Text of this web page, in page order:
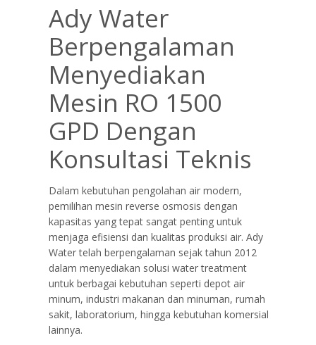
Ady Water
Berpengalaman
Menyediakan
Mesin RO 1500
GPD Dengan
Konsultasi Teknis
Dalam kebutuhan pengolahan air modern,
pemilihan mesin reverse osmosis dengan
kapasitas yang tepat sangat penting untuk
menjaga efisiensi dan kualitas produksi air. Ady
Water telah berpengalaman sejak tahun 2012
dalam menyediakan solusi water treatment
untuk berbagai kebutuhan seperti depot air
minum, industri makanan dan minuman, rumah
sakit, laboratorium, hingga kebutuhan komersial
lainnya.